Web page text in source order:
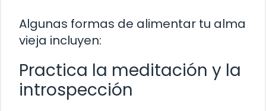
Algunas formas de alimentar tu alma
vieja incluyen:
Practica la meditación y la
introspección